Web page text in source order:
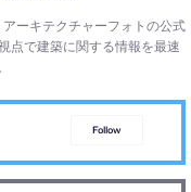
ーキテクチャーフォトの公式
点で建築に関する情報を最速
Follow